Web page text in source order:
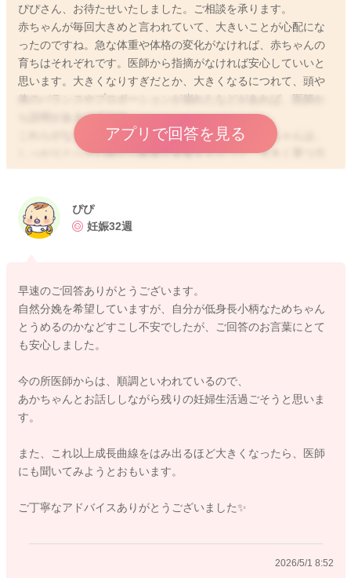
ぴぴさん、お待たせいたしました。ご相談を承ります。
赤ちゃんが毎回大きめと言われていて、大きいことが心配にな
ったのですね。急な体重や体格の変化がなければ、赤ちゃんの
育ちはそれぞれです。医師から指摘がなければ安心していいと
思います。大きくなりすぎだとか、大きくなるにつれて、頭や
体のバランスやプロポーションが崩れたなどがあれば、医師か
ら説明があるはずです。
これらがなく、大きめなのであれば、ぴぴさんの赤ちゃんは、
しっかりとへその緒から酸素や栄養をもらって、大きく育つ力
のある赤ちゃんだと捉えることができます。
赤ちゃんの育ちは、遺伝的にも親の体格や体型も影響すること
があります。検査での指摘がないとのことですから、糖尿病の
大きく育つことで問題となるのは、産む・生まれる時かと思い
ます。出産方法にもよります。
経膣分娩の場合には、骨盤の大きさと赤ちゃんの体格で、分娩
の体格も考慮して、予定日よりも早めに生まれるように運動し
ましょうと言われることがあるかも知れませんね。
の不安や心配を大きくしないように、生まれてくれると思いま
す。だから日頃から、赤ちゃんに話しかけて、生まれるときの
が小さくなるように、今の状況と見通しを説明してくれると思
アプリで回答を見る
ぴぴ
妊娠32週
早速のご回答ありがとうございます。
自然分娩を希望していますが、自分が低身長小柄なためちゃん
とうめるのかなどすこし不安でしたが、ご回答のお言葉にとて
も安心しました。
今の所医師からは、順調といわれているので、
あかちゃんとお話ししながら残りの妊婦生活過ごそうと思いま
す。
また、これ以上成長曲線をはみ出るほど大きくなったら、医師
にも聞いてみようとおもいます。
ご丁寧なアドバイスありがとうございました✨
2026/5/1 8:52